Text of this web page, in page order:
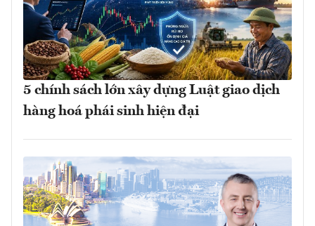
5 chính sách lớn xây dựng Luật giao dịch
hàng hoá phái sinh hiện đại